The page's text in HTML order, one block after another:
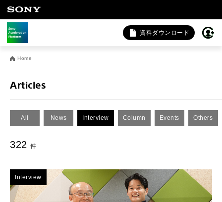
資料ダウンロード
Home
Articles
All News Interview Column Events Others
322 件
Interview
お問い合わせ
法人向けサービスに関するご相談・お問い合わせは以下のボタ
法人お問い合わせ